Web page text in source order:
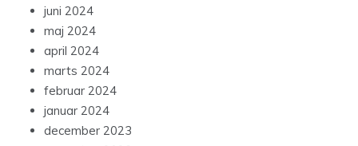
juni 2024
maj 2024
april 2024
marts 2024
februar 2024
januar 2024
december 2023